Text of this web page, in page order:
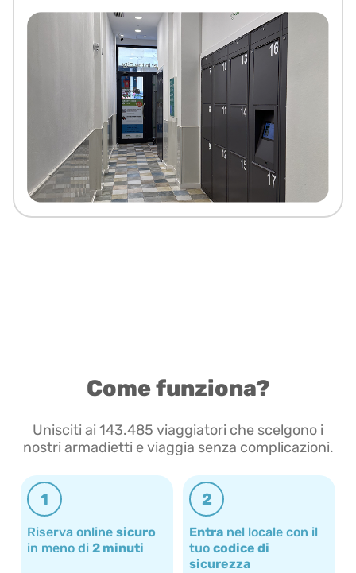
Come funziona?
Unisciti ai 143.485 viaggiatori che scelgono i
nostri armadietti e viaggia senza complicazioni.
1
Riserva online sicuro
in meno di 2 minuti
2
Entra nel locale con il
tuo codice di
sicurezza